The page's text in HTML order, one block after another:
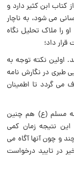
کتاب ابن کثیر دارد و
می شود، به ناچار
ملاک تحلیل نگاه
داد؛
اولین نکته توجه به
طبری در نگارش نامه
۳۵ روز زمان صرف می گردد تا اطمینان
مسلم (ع) هم چنین
نتیجه زمان کمی
و چون آنها آگاه می
در تایید درخواست